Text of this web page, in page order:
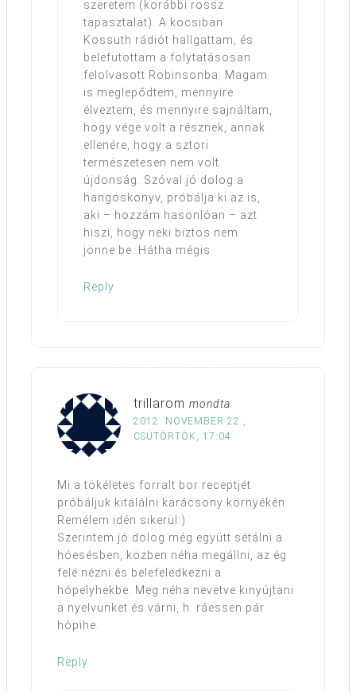
szeretem (korábbi rossz
tapasztalat). A kocsiban
Kossuth rádiót hallgattam, és
belefutottam a folytatásosan
felolvasott Robinsonba. Magam
is meglepődtem, mennyire
élveztem, és mennyire sajnáltam,
hogy vége volt a résznek, annak
ellenére, hogy a sztori
természetesen nem volt
újdonság. Szóval jó dolog a
hangoskönyv, próbálja ki az is,
aki – hozzám hasonlóan – azt
hiszi, hogy neki biztos nem
jönne be. Hátha mégis.
Reply
trillarom mondta
2012. NOVEMBER 22.,
CSÜTÖRTÖK, 17:04
Mi a tökéletes forralt bor receptjét
próbáljuk kitalálni karácsony környékén.
Remélem idén sikerül:)
Szerintem jó dolog még együtt sétálni a
hóesésben, közben néha megállni, az ég
felé nézni és belefeledkezni a
hópelyhekbe. Meg néha nevetve kinyújtani
a nyelvünket és várni, h. ráessen pár
hópihe.
Reply